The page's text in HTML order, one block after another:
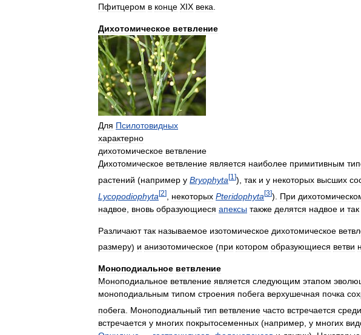
Пфитцером в конце XIX века
Дихотомическое ветвление
Для Псилотовидных
характерно
дихотомическое ветвление
Дихотомическое ветвление является наиболее примитивным
растений (например у Bryophyta [1 ]), так и у некоторых высших
Lycopodiophyta[2] некоторых Pteridophyta[3]). При
надвое вновь образующиеся апексы также делятся надвое и так
Различают так называемое изотомическое дихотомическое
размеру) и анизотомическое (при котором образующиеся ветви
Моноподиальное ветвление
Моноподиальное ветвление является следующим этапом
моноподиальным типом строения побега верхушечная почка
побега
Моноподиальный тип ветвление часто встречается среди
встречается у многих покрытосеменных (например у многих